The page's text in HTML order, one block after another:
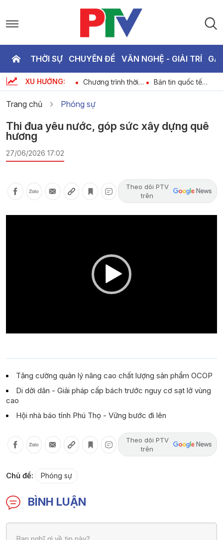
THỜI SỰ CHUYÊN ĐỀ VĂN NGHỆ - GIẢI TRÍ
XU HƯỚNG:
Dự báo thời tiết
ngày 06-08-2026
Chương trình thời
sự ngày 06-08-
Bản tin quốc tế
18h45 ngày 06-
Trang chủ Phóng sự
Thi đua yêu nước, góp sức xây dựng quê
hương
27/06/2026 17:02
Theo dõi PTV
trên
Tăng cường quản lý nâng cao chất lượng sản phẩm OCOP
Di dời dân - Giải pháp cấp bách trước nguy cơ sạt lở vùng
cao
Hội nhà báo tỉnh Phú Thọ - Vững bước đi lên
Theo dõi PTV
trên
Chủ đề: Phóng sự
BÌNH LUẬN